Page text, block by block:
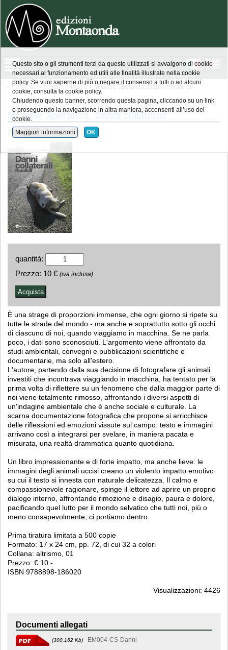
» Catalogo » collana Altrismo » Michele Speranza, Danni collaterali
Michele Speranza, Danni collaterali
Roadkill
quantità:
Prezzo: 10 € (iva inclusa)
È una strage di proporzioni immense, che ogni giorno si ripete su
tutte le strade del mondo - ma anche e soprattutto sotto gli occhi
di ciascuno di noi, quando viaggiamo in macchina. Se ne parla
poco, i dati sono sconosciuti. L'argomento viene affrontato da
studi ambientali, convegni e pubblicazioni scientifiche e
documentarie, ma solo all'estero.
L'autore, partendo dalla sua decisione di fotografare gli animali
investiti che incontrava viaggiando in macchina, ha tentato per la
prima volta di riflettere su un fenomeno che dalla maggior parte di
noi viene totalmente rimosso, affrontando i diversi aspetti di
un'indagine ambientale che è anche sociale e culturale. La
scarna documentazione fotografica che propone si arricchisce
delle riflessioni ed emozioni vissute sul campo: testo e immagini
arrivano così a integrarsi per svelare, in maniera pacata e
misurata, una realtà drammatica quanto quotidiana.
Un libro impressionante e di forte impatto, ma anche lieve: le
immagini degli animali uccisi creano un violento impatto emotivo
su cui il testo si innesta con naturale delicatezza. Il calmo e
compassionevole ragionare, spinge il lettore ad aprire un proprio
dialogo interno, affrontando rimozione e disagio, paura e dolore,
pacificando quel lutto per il mondo selvatico che tutti noi, più o
meno consapevolmente, ci portiamo dentro.
Prima tiratura limitata a 500 copie
Formato: 17 x 24 cm, pp. 72, di cui 32 a colori
Collana: altrismo, 01
Prezzo: € 10.-
ISBN 9788898-186020
Visualizzazioni: 4426
Documenti allegati
(300,162 Kb) EM004-CS-Danni
Questo sito o gli strumenti terzi da questo utilizzati si avvalgono di cookie
necessari al funzionamento ed utili alle finalità illustrate nella cookie
policy. Se vuoi saperne di più o negare il consenso a tutti o ad alcuni
cookie, consulta la cookie policy.
Chiudendo questo banner, scorrendo questa pagina, cliccando su un link
o proseguendo la navigazione in altra maniera, acconsenti all’uso dei
cookie.
Maggiori informazioni OK